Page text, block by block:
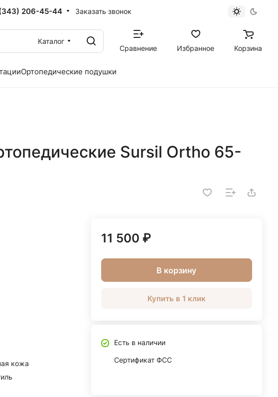
206-45-44 Заказать звонок
Каталог
Сравнение
Избранное Корзина
Ортопедические подушки
Sursil Ortho 65-
кожа
11 500 ₽
В корзину
Купить в 1 клик
Есть в наличии
Сертификат ФСС